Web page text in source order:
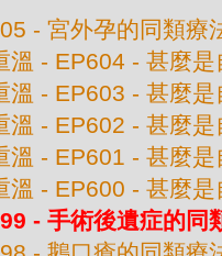
- 宮外孕的同類療
溫 - EP604 - 甚麼
溫 - EP603 - 甚麼
溫 - EP602 - 甚麼
溫 - EP601 - 甚麼
溫 - EP600 - 甚麼
- 手術後遺症的同